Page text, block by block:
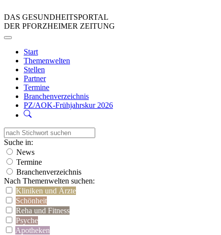
DAS GESUNDHEITSPORTAL
DER PFORZHEIMER ZEITUNG
Start
Themenwelten
Stellen
Partner
Termine
Branchenverzeichnis
PZ/AOK-Frühjahrskur 2026
Suche in:
News
Termine
Branchenverzeichnis
Nach Themenwelten suchen:
Kliniken und Ärzte
Schönheit
Reha und Fitness
Psyche
Apotheken